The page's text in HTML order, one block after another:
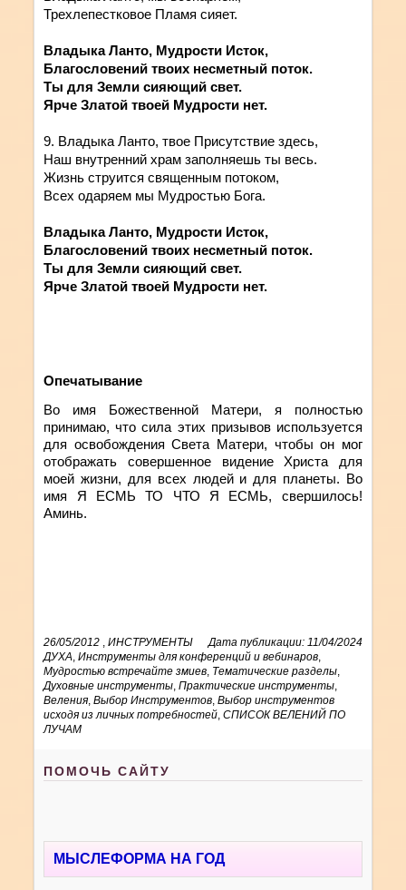
Трехлепестковое Пламя сияет.
Владыка Ланто, Мудрости Исток,
Благословений твоих несметный поток.
Ты для Земли сияющий свет.
Ярче Златой твоей Мудрости нет.
9. Владыка Ланто, твое Присутствие здесь,
Наш внутренний храм заполняешь ты весь.
Жизнь струится священным потоком,
Всех одаряем мы Мудростью Бога.
Владыка Ланто, Мудрости Исток,
Благословений твоих несметный поток.
Ты для Земли сияющий свет.
Ярче Златой твоей Мудрости нет.
Опечатывание
Во имя Божественной Матери, я полностью
принимаю, что сила этих призывов используется
для освобождения Света Матери, чтобы он мог
отображать совершенное видение Христа для
моей жизни, для всех людей и для планеты. Во
имя Я ЕСМЬ ТО ЧТО Я ЕСМЬ, свершилось!
Аминь.
26/05/2012 Дата публикации: 11/04/2024
,ИНСТРУМЕНТЫ
ДУХА ,Инструменты для конференций и вебинаров
Мудростью встречайте змиев Тематические разделы
Духовные инструменты ,Практические инструменты
Веления ,Выбор Инструментов ,Выбор инструментов
исходя из личных потребностей ,СПИСОК ВЕЛЕНИЙ ПО
ЛУЧАМ
ПОМОЧЬ САЙТУ
МЫСЛЕФОРМА НА ГОД